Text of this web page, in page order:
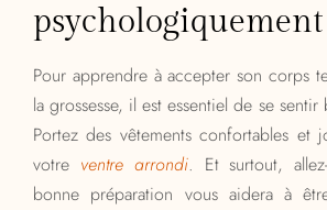
psychologiquement
Pour apprendre à accepter son corps
la grossesse, il est essentiel de se sentir
Portez des vêtements confortables et
votre ventre arrondi. Et surtout,
bonne préparation vous aidera à